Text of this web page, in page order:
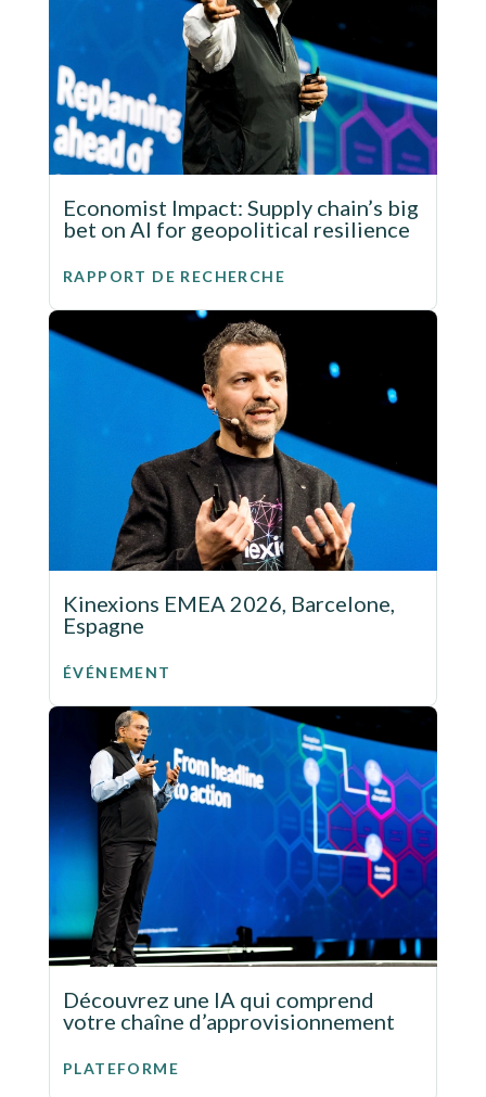
Economist Impact: Supply chain’s big
bet on AI for geopolitical resilience
RAPPORT DE RECHERCHE
Kinexions EMEA 2026, Barcelone,
Espagne
ÉVÉNEMENT
Découvrez une IA qui comprend
votre chaîne d’approvisionnement
PLATEFORME